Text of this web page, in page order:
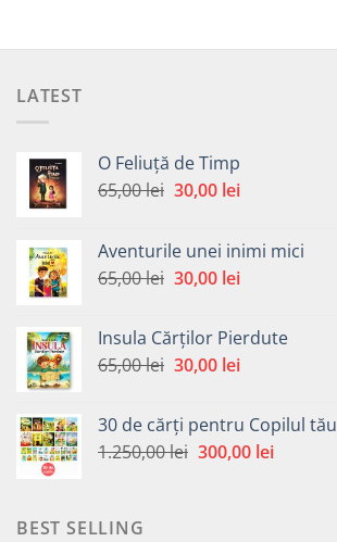
LATEST
O Feliuță de Timp
65,00lei Prețul
fost:
65,00 lei.
30,00 leiPrețul
30,00 lei.
Aventurile unei inimi mici
65,00lei Prețul
fost:
65,00 lei.
30,00 leiPrețul
30,00 lei.
Insula Cărților Pierdute
65,00lei Prețul
fost:
65,00 lei.
30,00 leiPrețul
30,00 lei.
30 de cărți pentru Copilul tău
1.250,00lei Prețul
300,00 leiPrețul
BEST SELLING